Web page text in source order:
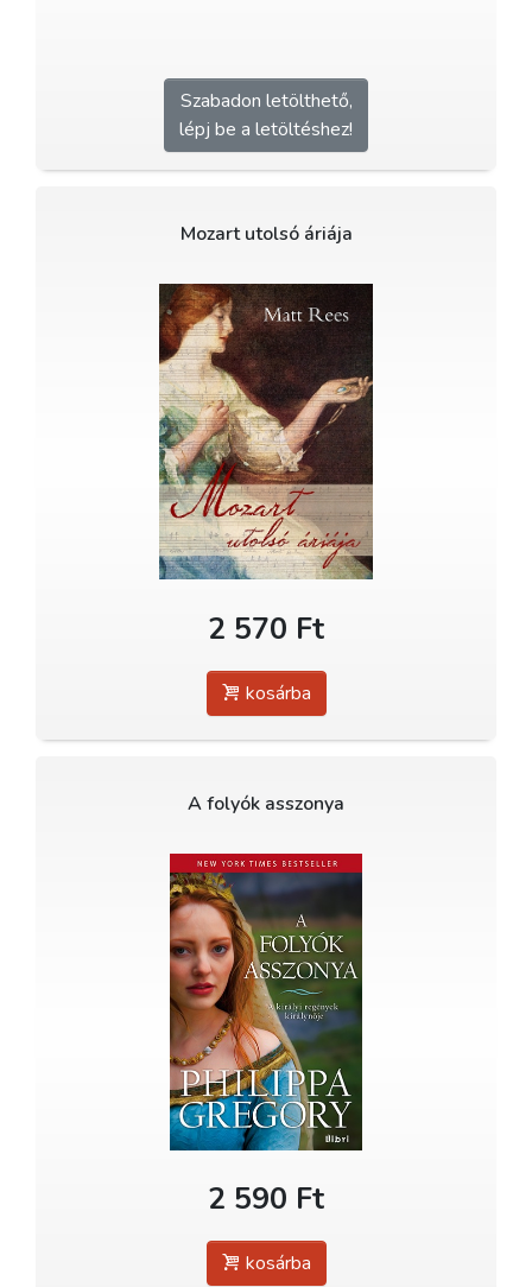
Szabadon letölthető,
lépj be a letöltéshez!
Mozart utolsó áriája
2 570 Ft
kosárba
A folyók asszonya
2 590 Ft
kosárba